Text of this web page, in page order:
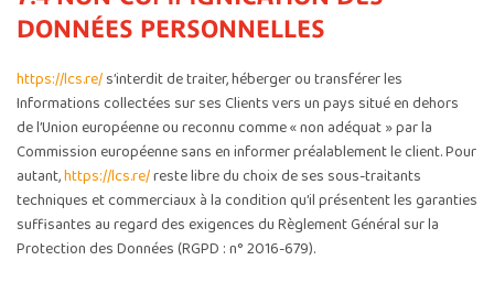
DONNÉES PERSONNELLES
https://lcs.re/s’interdit de traiter, héberger ou transférer les
Informations collectées sur ses Clients vers un pays situé en dehors
de l’Union européenne ou reconnu comme « non adéquat » par la
Commission européenne sans en informer préalablement le client. Pour
autant,https://lcs.re/reste libre du choix de ses sous-traitants
techniques et commerciaux à la condition qu’il présentent les garanties
suffisantes au regard des exigences du Règlement Général sur la
Protection des Données (RGPD : n° 2016-679).